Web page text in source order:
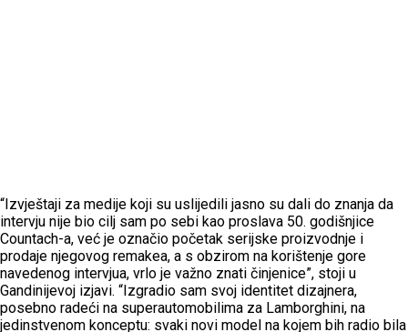
“Izvještaji za medije koji su uslijedili jasno su dali do znanja da
intervju nije bio cilj sam po sebi kao proslava 50. godišnjice
Countach-a, već je označio početak serijske proizvodnje i
prodaje njegovog remakea, a s obzirom na korištenje gore
navedenog intervjua, vrlo je važno znati činjenice”, stoji u
Gandinijevoj izjavi. “Izgradio sam svoj identitet dizajnera,
posebno radeći na superautomobilima za Lamborghini, na
jedinstvenom konceptu: svaki novi model na kojem bih radio bila